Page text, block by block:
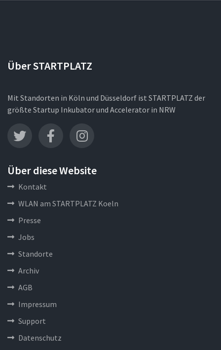
Über STARTPLATZ
Mit Standorten in Köln und Düsseldorf ist STARTPLATZ der
größte Startup Inkubator und Accelerator in NRW
Über diese Website
Kontakt
WLAN am STARTPLATZ Koeln
Presse
Jobs
Standorte
Archiv
AGB
Impressum
Support
Datenschutz